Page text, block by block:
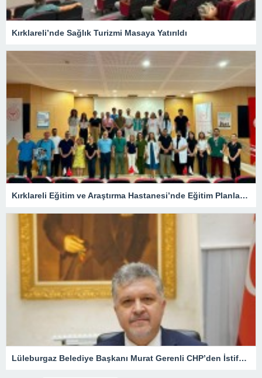
Kırklareli’nde Sağlık Turizmi Masaya Yatırıldı
Kırklareli Eğitim ve Araştırma Hastanesi’nde Eğitim Planlaması Masaya Yatırıldı
Lüleburgaz Belediye Başkanı Murat Gerenli CHP’den İstifa Etti